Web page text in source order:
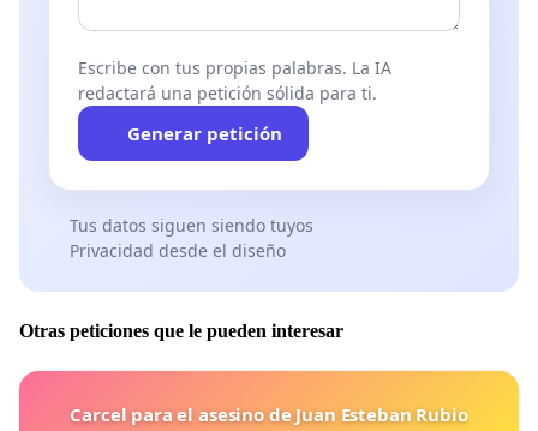
Escribe con tus propias palabras. La IA
redactará una petición sólida para ti.
Generar petición
Tus datos siguen siendo tuyos
Privacidad desde el diseño
Otras peticiones que le pueden interesar
Carcel para el asesino de Juan Esteban Rubio